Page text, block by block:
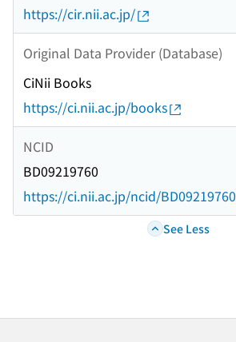
https://cir.nii.ac.jp/
Original Data Provider (Database)
CiNii Books
https://ci.nii.ac.jp/books
NCID
BD09219760
https://ci.nii.ac.jp/ncid/BD09219760
See Less